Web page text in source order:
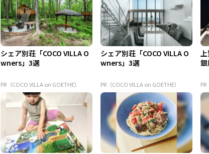
シェア別荘「COCO VILLA O
wners」3選
PR（COCO VILLA on GOETHE）
シェア別荘「COCO VILLA O
wners」3選
PR（COCO VILLA on GOETHE）
銀
PR